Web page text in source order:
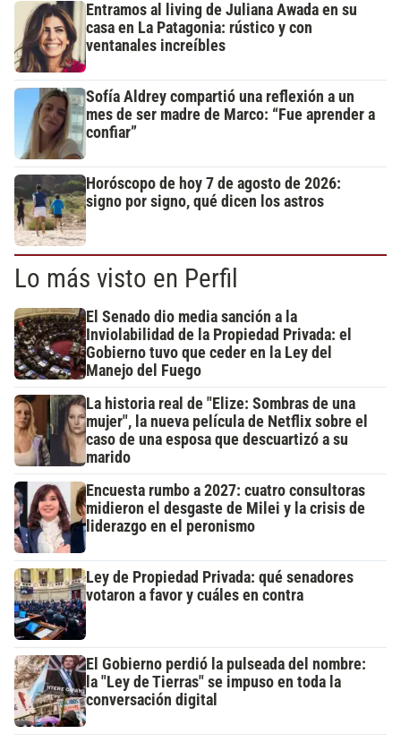
Entramos al living de Juliana Awada en su
casa en La Patagonia: rústico y con
ventanales increíbles
Sofía Aldrey compartió una reflexión a un
mes de ser madre de Marco: “Fue aprender a
confiar”
Horóscopo de hoy 7 de agosto de 2026:
signo por signo, qué dicen los astros
Lo más visto en Perfil
El Senado dio media sanción a la
Inviolabilidad de la Propiedad Privada: el
Gobierno tuvo que ceder en la Ley del
Manejo del Fuego
La historia real de "Elize: Sombras de una
mujer", la nueva película de Netflix sobre el
caso de una esposa que descuartizó a su
marido
Encuesta rumbo a 2027: cuatro consultoras
midieron el desgaste de Milei y la crisis de
liderazgo en el peronismo
Ley de Propiedad Privada: qué senadores
votaron a favor y cuáles en contra
El Gobierno perdió la pulseada del nombre:
la "Ley de Tierras" se impuso en toda la
conversación digital